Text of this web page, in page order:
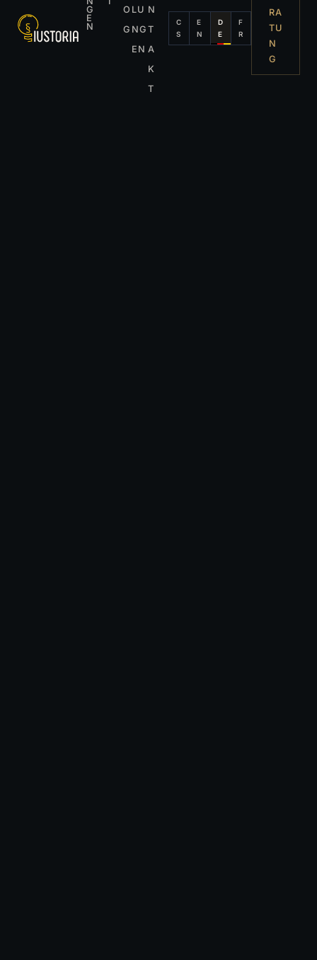
G
E
N
O
G
LU
NG
EN
N
T
A
K
T
C
S
E
N
D
E
F
R
RA
TU
N
G